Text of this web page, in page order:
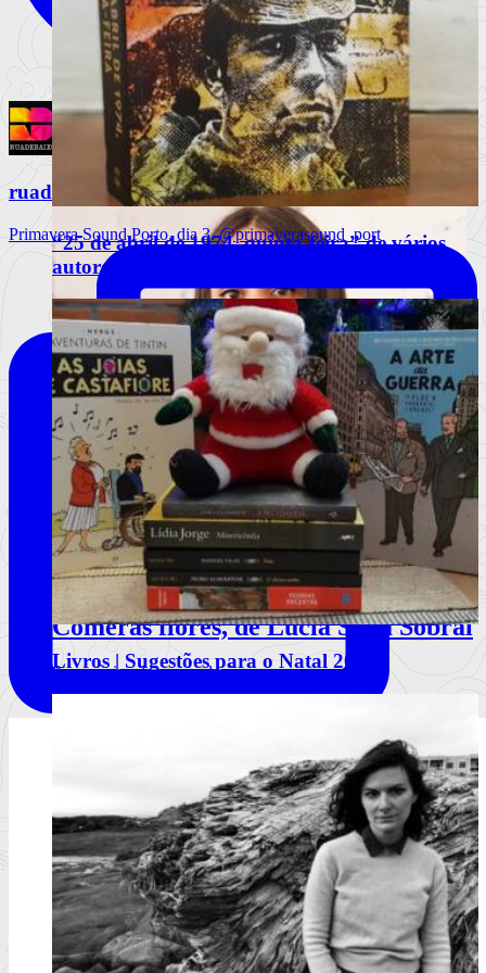
“25 de abril de 1974, quinta-feira” de vários
autores
Livros | Sugestões para o Natal 2024
Comerás flores, de Lucía Solla Sobral
A mecânica da manipulação
ruadebaixo
Primavera Sound Porto, dia 3. @primaverasound_port